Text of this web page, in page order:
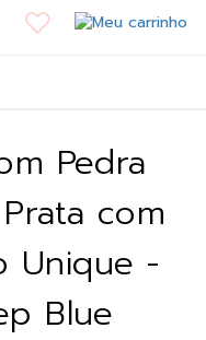
Pedra
com
Unique -
Blue